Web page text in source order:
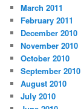
March 2011
February 2011
December 2010
November 2010
October 2010
September 2010
August 2010
July 2010